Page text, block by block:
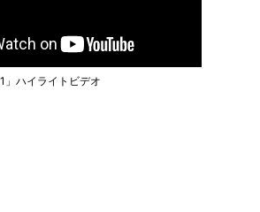
ハイライトビデオ